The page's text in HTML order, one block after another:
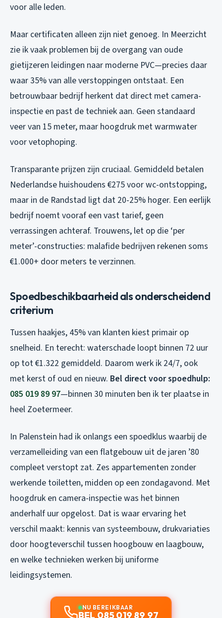
voor alle leden.
Maar certificaten alleen zijn niet genoeg. In Meerzicht
zie ik vaak problemen bij de overgang van oude
gietijzeren leidingen naar moderne PVC—precies daar
waar 35% van alle verstoppingen ontstaat. Een
betrouwbaar bedrijf herkent dat direct met camera-
inspectie en past de techniek aan. Geen standaard
veer van 15 meter, maar hoogdruk met warmwater
voor vetophoping.
Transparante prijzen zijn cruciaal. Gemiddeld betalen
Nederlandse huishoudens €275 voor wc-ontstopping,
maar in de Randstad ligt dat 20-25% hoger. Een eerlijk
bedrijf noemt vooraf een vast tarief, geen
verrassingen achteraf. Trouwens, let op die ‘per
meter’-constructies: malafide bedrijven rekenen soms
€1.000+ door meters te verzinnen.
Spoedbeschikbaarheid als onderscheidend
criterium
Tussen haakjes, 45% van klanten kiest primair op
snelheid. En terecht: waterschade loopt binnen 72 uur
op tot €1.322 gemiddeld. Daarom werk ik 24/7, ook
met kerst of oud en nieuw. Bel direct voor spoedhulp:
085 019 89 97—binnen 30 minuten ben ik ter plaatse in
heel Zoetermeer.
In Palenstein had ik onlangs een spoedklus waarbij de
verzamelleiding van een flatgebouw uit de jaren ’80
compleet verstopt zat. Zes appartementen zonder
werkende toiletten, midden op een zondagavond. Met
hoogdruk en camera-inspectie was het binnen
anderhalf uur opgelost. Dat is waar ervaring het
verschil maakt: kennis van systeembouw, drukvariaties
door hoogteverschil tussen hoogbouw en laagbouw,
en welke technieken werken bij uniforme
leidingsystemen.
NU BEREIKBAAR
BEL 085 019 89 97